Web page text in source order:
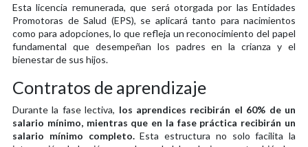
Esta licencia remunerada, que será otorgada por las Entidades
Promotoras de Salud (EPS), se aplicará tanto para nacimientos
como para adopciones, lo que refleja un reconocimiento del papel
fundamental que desempeñan los padres en la crianza y el
bienestar de sus hijos.
Contratos de aprendizaje
Durante la fase lectiva, los aprendices recibirán el 60% de un
salario mínimo, mientras que en la fase práctica recibirán un
salario mínimo completo.Esta estructura no solo facilita la